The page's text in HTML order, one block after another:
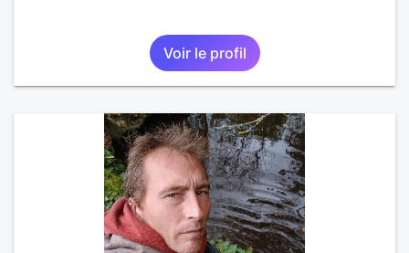
Voir le profil